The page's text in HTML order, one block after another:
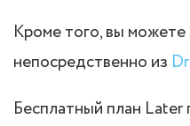
Кроме того, вы
непосредственно из
Бесплатный план Later